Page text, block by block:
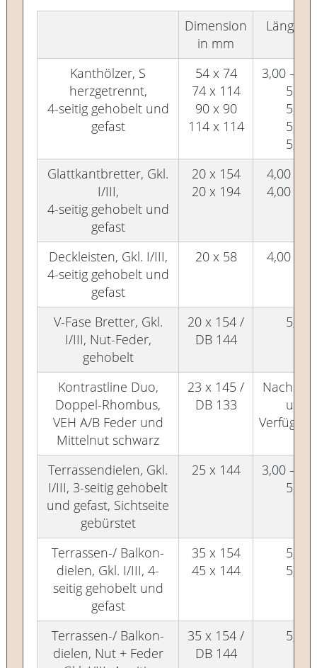
Dimension
in mm
Länge
Kanthölzer, S
herzgetrennt,
4-seitig gehobelt und
gefast
54 x 74
74 x 114
90 x 90
114 x 114
3,00 –
5,00
5,00
5,00
5,00
Glattkantbretter, Gkl.
I/III,
4-seitig gehobelt und
gefast
20 x 154
20 x 194
4,00 –
4,00 –
Deckleisten, Gkl. I/III,
4-seitig gehobelt und
gefast
20 x 58 4,00 –
V-Fase Bretter, Gkl.
I/III, Nut-Feder,
gehobelt
20 x 154 /
DB 144
5,00
Kontrastline Duo,
Doppel-Rhombus,
VEH A/B Feder und
Mittelnut schwarz
23 x 145 /
DB 133
Nach
und
Terrassendielen, Gkl.
I/III, 3-seitig gehobelt
und gefast, Sichtseite
gebürstet
25 x 144
3,00 –
5,00
Terrassen-/ Balkon-
dielen, Gkl. I/III, 4-
seitig gehobelt und
gefast
35 x 154
45 x 144
5,00
5,00
Terrassen-/ Balkon-
dielen, Nut + Feder
35 x 154 /
DB 144
5,00